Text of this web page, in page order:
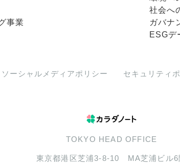
事業
社会へ
ガバナ
ESGデ
ソーシャルメディアポリシー セキュリティ
TOKYO HEAD OFFICE
東京都港区芝浦3-8-10 MA芝浦ビル6